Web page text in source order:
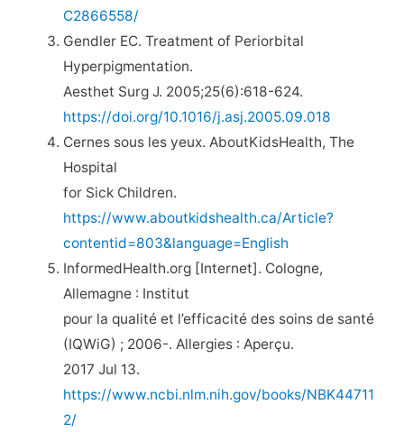
C2866558/
Gendler EC. Treatment of Periorbital
Hyperpigmentation.
Aesthet Surg J. 2005;25(6):618-624.
https://doi.org/10.1016/j.asj.2005.09.018
Cernes sous les yeux. AboutKidsHealth, The
Hospital
for Sick Children.
https://www.aboutkidshealth.ca/Article?
contentid=803&language=English
InformedHealth.org [Internet]. Cologne,
Allemagne : Institut
pour la qualité et l’efficacité des soins de santé
(IQWiG) ; 2006-. Allergies : Aperçu.
2017 Jul 13.
https://www.ncbi.nlm.nih.gov/books/NBK44711
2/